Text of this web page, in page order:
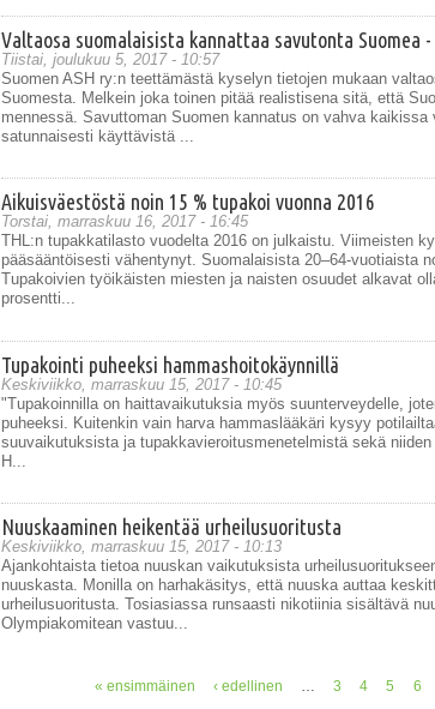
Valtaosa suomalaisista kannattaa savutonta
Tiistai, joulukuu 5, 2017 - 10:57
Suomen ASH ry:n teettämästä kyselyn tietojen mukaan
Suomesta. Melkein joka toinen pitää realistisena sitä, että
mennessä. Savuttoman Suomen kannatus on vahva
satunnaisesti käyttävistä ...
Aikuisväestöstä noin 15 % tupakoi vuonna 2016
Torstai, marraskuu 16, 2017 - 16:45
THL:n tupakkatilasto vuodelta 2016 on julkaistu. Viimeisten
pääsääntöisesti vähentynyt. Suomalaisista 20–64-vuotiaista
Tupakoivien työikäisten miesten ja naisten osuudet alkavat
prosentti...
Tupakointi puheeksi hammashoitokäynnillä
Keskiviikko, marraskuu 15, 2017 - 10:45
"Tupakoinnilla on haittavaikutuksia myös suunterveydelle,
puheeksi. Kuitenkin vain harva hammaslääkäri kysyy
suuvaikutuksista ja tupakkavieroitusmenetelmistä sekä
H...
Nuuskaaminen heikentää urheilusuoritusta
Keskiviikko, marraskuu 15, 2017 - 10:13
Ajankohtaista tietoa nuuskan vaikutuksista
nuuskasta. Monilla on harhakäsitys, että nuuska auttaa
urheilusuoritusta. Tosiasiassa runsaasti nikotiinia sisältävä
Olympiakomitean vastuu...
« ensimmäinen ‹ edellinen … 3 4 5 6